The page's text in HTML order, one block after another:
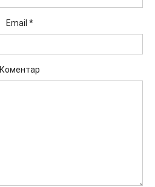
Email *
Коментар